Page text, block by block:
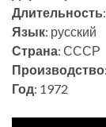
Длительность
Язык: русский
Страна: СССР
Производство
Год: 1972